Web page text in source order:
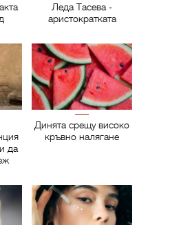
Леда Тасева -
аристократката
да
Динята срещу високо
кръвно налягане